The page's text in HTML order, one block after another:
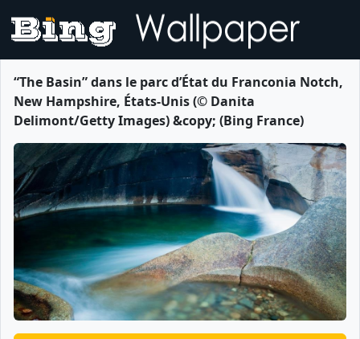
“The Basin” dans le parc d’État du Franconia Notch,
New Hampshire, États-Unis (© Danita
Delimont/Getty Images) &copy; (Bing France)